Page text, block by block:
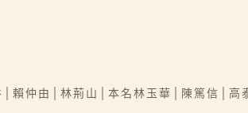
賴仲由│林荊山│本名林玉華│陳篤信│高